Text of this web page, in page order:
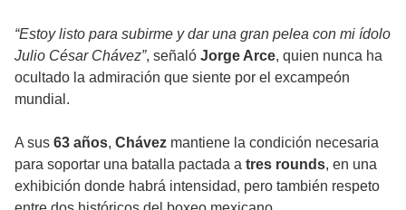
“Estoy listo para subirme y dar una gran pelea con mi ídolo
Julio César Chávez”, señaló Jorge Arce, quien nunca ha
ocultado la admiración que siente por el excampeón
mundial.
A sus 63 años, Chávez mantiene la condición necesaria
para soportar una batalla pactada a tres rounds, en una
exhibición donde habrá intensidad, pero también respeto